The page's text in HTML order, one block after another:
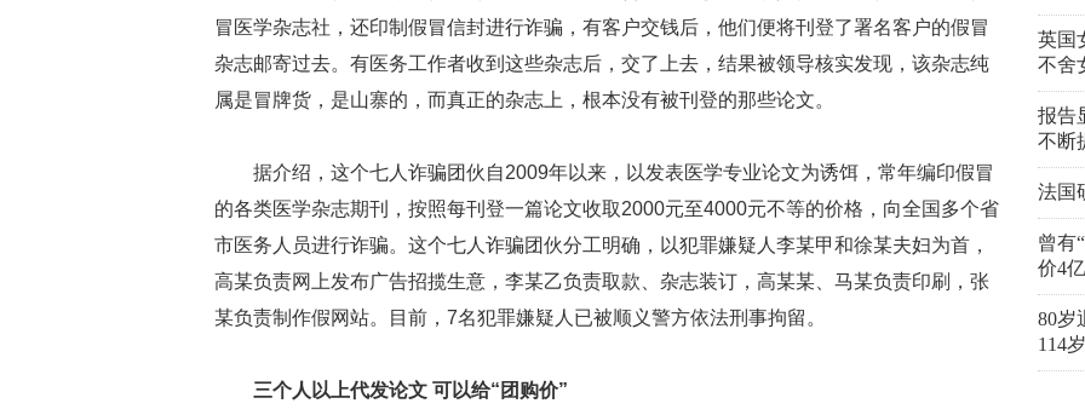
冒医学杂志社，还印制假冒信封进行诈骗，有客户交钱后，他们便将刊登了署名客户的假冒
杂志邮寄过去。有医务工作者收到这些杂志后，交了上去，结果被领导核实发现，该杂志纯
属是冒牌货，是山寨的，而真正的杂志上，根本没有被刊登的那些论文。
据介绍，这个七人诈骗团伙自2009年以来，以发表医学专业论文为诱饵，常年编印假冒
的各类医学杂志期刊，按照每刊登一篇论文收取2000元至4000元不等的价格，向全国多个省
市医务人员进行诈骗。这个七人诈骗团伙分工明确，以犯罪嫌疑人李某甲和徐某夫妇为首，
高某负责网上发布广告招揽生意，李某乙负责取款、杂志装订，高某某、马某负责印刷，张
某负责制作假网站。目前，7名犯罪嫌疑人已被顺义警方依法刑事拘留。
三个人以上代发论文 可以给“团购价”
英国
不舍
报告
不断
法国
曾有
价4亿
80岁
114